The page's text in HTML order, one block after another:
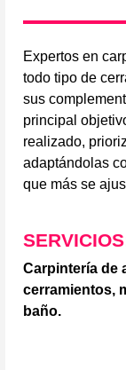
Expertos en
todo tipo de
sus
principal
realizado,
adaptándolas
que más se
Carpintería de
cerramientos,
baño.